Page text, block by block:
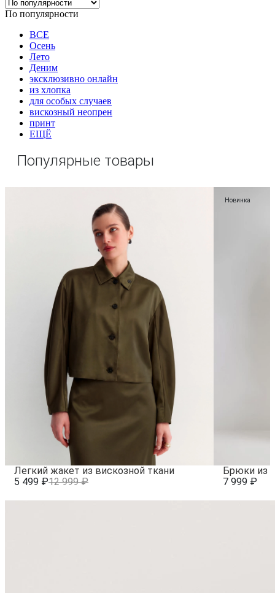
По популярности
ВСЕ
Осень
Лето
Деним
эксклюзивно онлайн
из хлопка
для особых случаев
вискозный неопрен
принт
ЕЩЁ